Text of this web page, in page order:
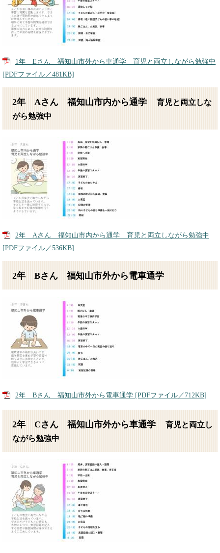
1年 Eさん 福知山市外から車通学 育児と両立しながら勉強中
[PDFファイル／481KB]
2年 Aさん 福知山市内から通学
育児と両立しな
がら勉強中
2年 Aさん 福知山市内から通学 育児と両立しながら勉強中
[PDFファイル／536KB]
2年 Bさん 福知山市外から電車通学
2年 Bさん 福知山市外から電車通学 [PDFファイル／712KB]
2年 Cさん 福知山市外から車通学
育児と両立し
ながら勉強中